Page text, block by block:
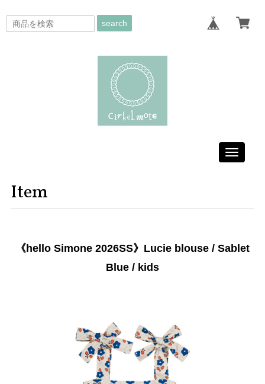
search
Toggle
Item
《hello Simone 2026SS》Lucie blouse / Sablet
Blue / kids